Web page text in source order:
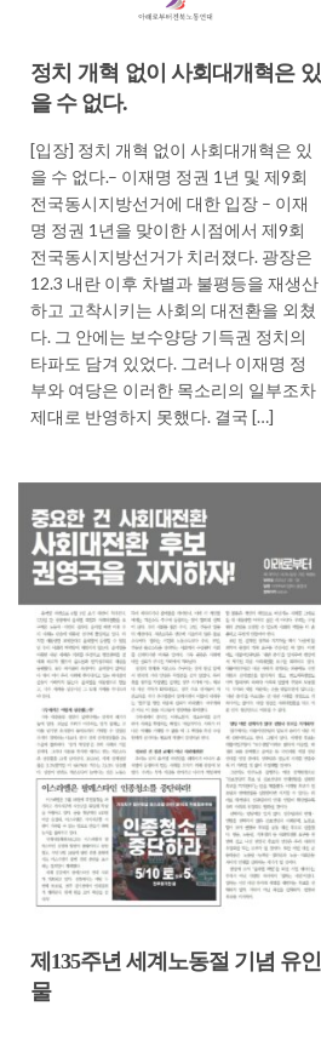
정치 개혁 없이 사회대개혁은 있
을 수 없다.
[입장] 정치 개혁 없이 사회대개혁은 있
을 수 없다.– 이재명 정권 1년 및 제9회
전국동시지방선거에 대한 입장 – 이재
명 정권 1년을 맞이한 시점에서 제9회
전국동시지방선거가 치러졌다. 광장은
12.3 내란 이후 차별과 불평등을 재생산
하고 고착시키는 사회의 대전환을 외쳤
다. 그 안에는 보수양당 기득권 정치의
타파도 담겨 있었다. 그러나 이재명 정
부와 여당은 이러한 목소리의 일부조차
제대로 반영하지 못했다. 결국 […]
제135주년 세계노동절 기념 유인
물